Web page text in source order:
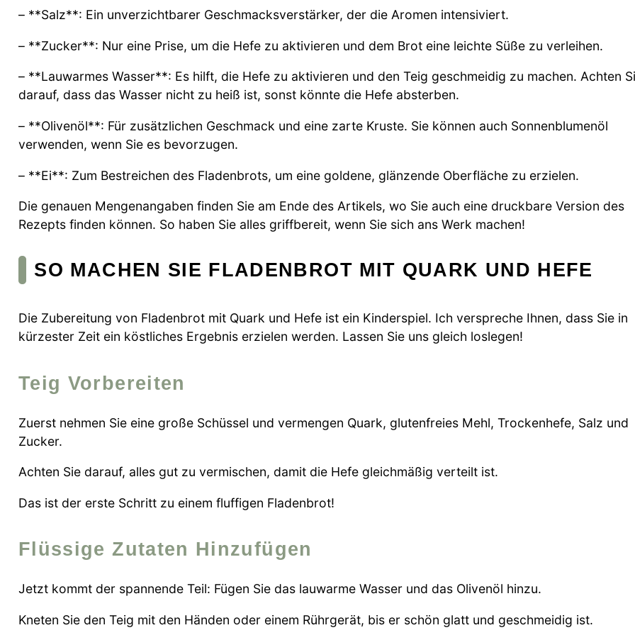
– **Salz**: Ein unverzichtbarer Geschmacksverstärker, der die Aromen intensiviert.
– **Zucker**: Nur eine Prise, um die Hefe zu aktivieren und dem Brot eine leichte Süße zu verleihen.
– **Lauwarmes Wasser**: Es hilft, die Hefe zu aktivieren und den Teig geschmeidig zu machen. Achten
darauf, dass das Wasser nicht zu heiß ist, sonst könnte die Hefe absterben.
– **Olivenöl**: Für zusätzlichen Geschmack und eine zarte Kruste. Sie können auch Sonnenblumenöl
verwenden, wenn Sie es bevorzugen.
– **Ei**: Zum Bestreichen des Fladenbrots, um eine goldene, glänzende Oberfläche zu erzielen.
Die genauen Mengenangaben finden Sie am Ende des Artikels, wo Sie auch eine druckbare Version des
Rezepts finden können. So haben Sie alles griffbereit, wenn Sie sich ans Werk machen!
SO MACHEN SIE FLADENBROT MIT QUARK UND HEFE
Die Zubereitung von Fladenbrot mit Quark und Hefe ist ein Kinderspiel. Ich verspreche Ihnen, dass Sie in
kürzester Zeit ein köstliches Ergebnis erzielen werden. Lassen Sie uns gleich loslegen!
Teig Vorbereiten
Zuerst nehmen Sie eine große Schüssel und vermengen Quark, glutenfreies Mehl, Trockenhefe, Salz und
Zucker.
Achten Sie darauf, alles gut zu vermischen, damit die Hefe gleichmäßig verteilt ist.
Das ist der erste Schritt zu einem fluffigen Fladenbrot!
Flüssige Zutaten Hinzufügen
Jetzt kommt der spannende Teil: Fügen Sie das lauwarme Wasser und das Olivenöl hinzu.
Kneten Sie den Teig mit den Händen oder einem Rührgerät, bis er schön glatt und geschmeidig ist.